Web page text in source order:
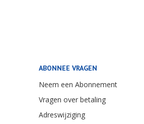
ABONNEE VRAGEN
Neem een Abonnement
Vragen over betaling
Adreswijziging